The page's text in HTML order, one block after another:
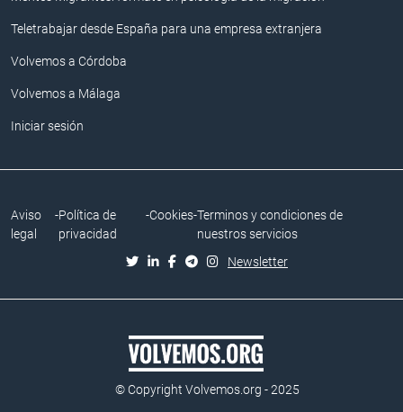
Teletrabajar desde España para una empresa extranjera
Volvemos a Córdoba
Volvemos a Málaga
Iniciar sesión
Aviso
legal
-Política de
privacidad
-Cookies-Terminos y condiciones de
nuestros servicios
Newsletter
© Copyright Volvemos.org - 2025